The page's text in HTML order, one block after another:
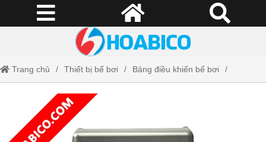
Trang chủ Thiết bị bể bơi Bảng điều khiển bể bơi
Bộ điện phân muối SSC15T